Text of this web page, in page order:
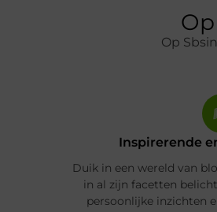
Op
Inspirerende
Duik in een wereld van
in al zijn facetten
persoonlijke inzichten